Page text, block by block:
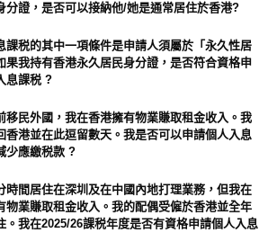
分證，是否可以接納他/她是通常居住於香港?
課税的其中一項條件是申請人須屬於「永久性居
果我持有香港永久居民身分證，是否符合資格申
息課税 ?
移民外國，我在香港擁有物業賺取租金收入。我
香港並在此逗留數天。我是否可以申請個人入息
少應繳税款 ?
時間居住在深圳及在中國內地打理業務，但我在
物業賺取租金收入。我的配偶受僱於香港並全年
。我在2025/26課税年度是否有資格申請個人入息